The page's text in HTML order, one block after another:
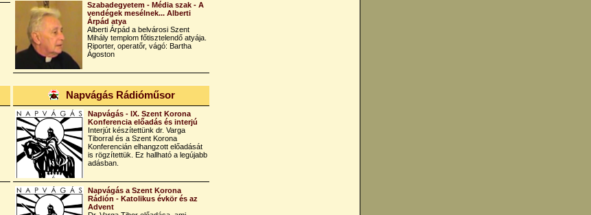
Szabadegyetem - Média szak - A
vendégek mesélnek... Alberti
Árpád atya
Alberti Árpád a belvárosi Szent
Mihály templom főtisztelendő atyája.
Riporter, operatőr, vágó: Bartha
Ágoston
Napvágás Rádióműsor
Napvágás - IX. Szent Korona
Konferencia előadás és interjú
Interjút készítettünk dr. Varga
Tiborral és a Szent Korona
Konferencián elhangzott előadását
is rögzítettük. Ez hallható a legújabb
adásban.
Napvágás a Szent Korona
Rádión - Katolikus évkör és az
Advent